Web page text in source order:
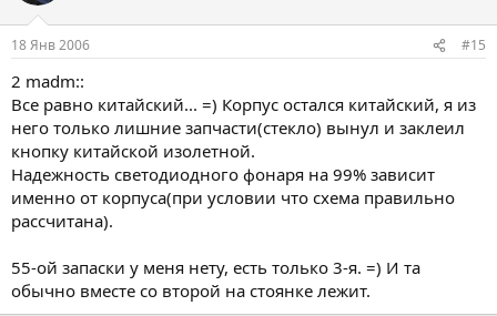
18 Янв 2006 #15
2 madm::
Все равно китайский... =) Корпус остался китайский, я из
него только лишние запчасти(стекло) вынул и заклеил
кнопку китайской изолетной.
Надежность светодиодного фонаря на 99% зависит
именно от корпуса(при условии что схема правильно
рассчитана).
55-ой запаски у меня нету, есть только 3-я. =) И та
обычно вместе со второй на стоянке лежит.